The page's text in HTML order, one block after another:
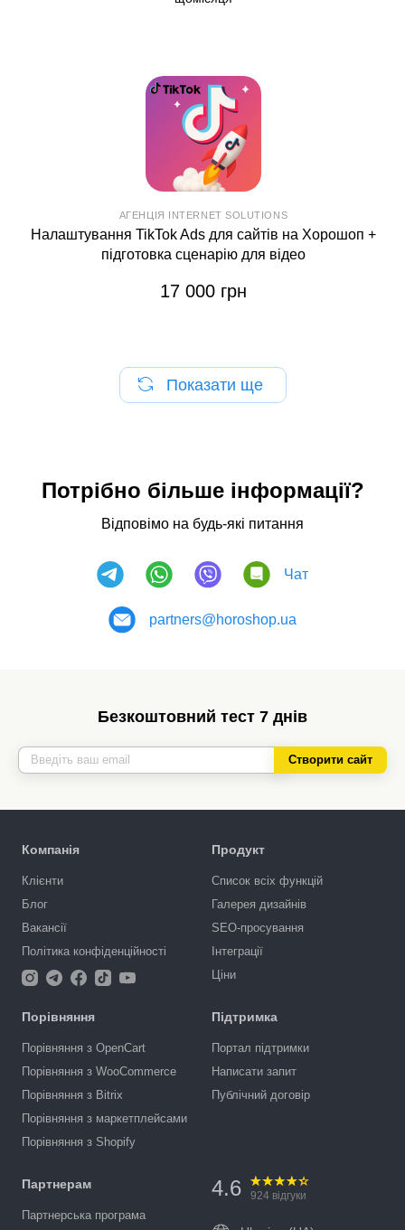
АГЕНЦІЯ INTERNET SOLUTIONS
Налаштування TikTok Ads для сайтів на Хорошоп +
підготовка сценарію для відео
17 000 грн
Показати ще
Потрібно більше інформації?
Відповімо на будь-які питання
Чат
partners@horoshop.ua
Безкоштовний тест 7 днів
Створити сайт
Компанія
Клієнти
Блог
Вакансії
Політика конфіденційності
Продукт
Список всіх функцій
Галерея дизайнів
SEO-просування
Інтеграції
Ціни
Порівняння
Порівняння з OpenCart
Порівняння з WooCommerce
Порівняння з Bitrix
Порівняння з маркетплейсами
Порівняння з Shopify
Підтримка
Портал підтримки
Написати запит
Публічний договір
Партнерам
Партнерська програма
4.6 924 відгуки